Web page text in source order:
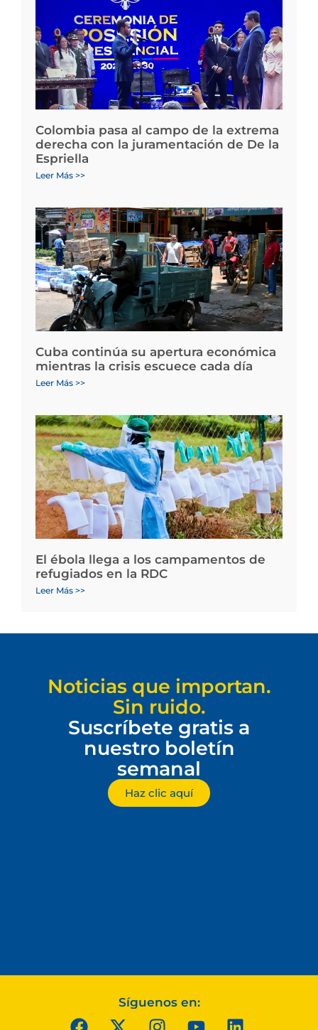
Colombia pasa al campo de la extrema
derecha con la juramentación de De la
Espriella
Leer Más >>
Cuba continúa su apertura económica
mientras la crisis escuece cada día
Leer Más >>
El ébola llega a los campamentos de
refugiados en la RDC
Leer Más >>
Noticias que importan.
Sin ruido.
Suscríbete gratis a
nuestro boletín
semanal
Haz clic aquí
Síguenos en: